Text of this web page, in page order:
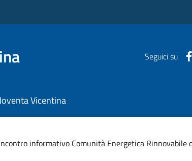
Seguici su
Vicentina
informativo Comunità Energetica Rinnovabile